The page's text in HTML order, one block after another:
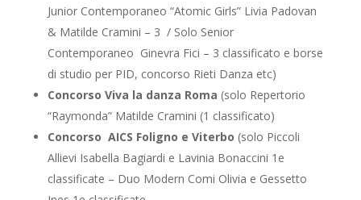
Junior Contemporaneo “Atomic Girls” Livia Padovan
& Matilde Cramini – 3 / Solo Senior
Contemporaneo Ginevra Fici – 3 classificato e borse
di studio per PID, concorso Rieti Danza etc)
Concorso Viva la danza Roma (solo Repertorio
“Raymonda” Matilde Cramini (1 classificato)
Concorso AICS Foligno e Viterbo (solo Piccoli
Allievi Isabella Bagiardi e Lavinia Bonaccini 1e
classificate – Duo Modern Comi Olivia e Gessetto